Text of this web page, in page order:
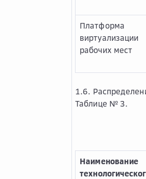
Платформа
виртуализации
рабочих мест
1.6.
Таблице № 3.
Наименование